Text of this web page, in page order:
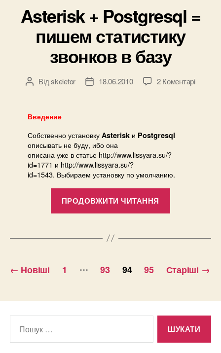
помощью
asterisk”
Asterisk + Postgresql =
пишем статистику
звонков в базу
Автор
Відskeletor
Дата18.06.2010 2 Коментарідо
Введение
Собственно установку Asterisk и Postgresql
описывать не буду, ибо она
описана уже в статье http://www.lissyara.su/?
id=1771 и http://www.lissyara.su/?
id=1543. Выбираем установку по умолчанию.
ПРОДОВЖИТИ ЧИТАННЯ
звонков
базу”
Пагінація
← Новіші 1 … 93 94 95 Старіші →